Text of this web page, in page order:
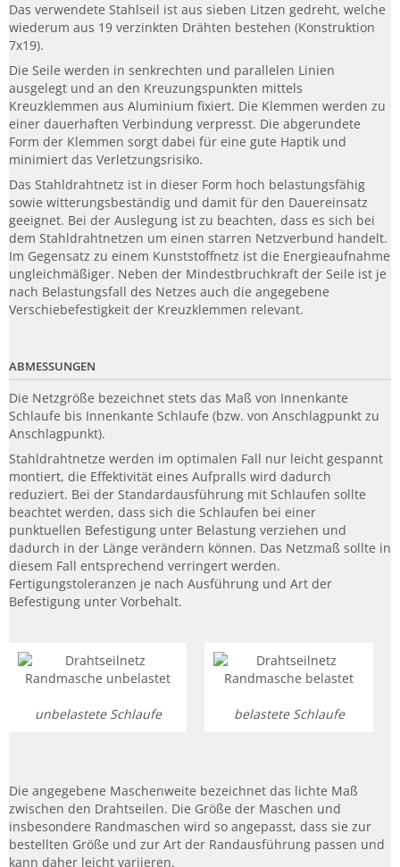
Das verwendete Stahlseil ist aus sieben Litzen gedreht, welche
wiederum aus 19 verzinkten Drähten bestehen (Konstruktion
7x19).
Die Seile werden in senkrechten und parallelen Linien
ausgelegt und an den Kreuzungspunkten mittels
Kreuzklemmen aus Aluminium fixiert. Die Klemmen werden zu
einer dauerhaften Verbindung verpresst. Die abgerundete
Form der Klemmen sorgt dabei für eine gute Haptik und
minimiert das Verletzungsrisiko.
Das Stahldrahtnetz ist in dieser Form hoch belastungsfähig
sowie witterungsbeständig und damit für den Dauereinsatz
geeignet. Bei der Auslegung ist zu beachten, dass es sich bei
dem Stahldrahtnetzen um einen starren Netzverbund handelt.
Im Gegensatz zu einem Kunststoffnetz ist die Energieaufnahme
ungleichmäßiger. Neben der Mindestbruchkraft der Seile ist je
nach Belastungsfall des Netzes auch die angegebene
Verschiebefestigkeit der Kreuzklemmen relevant.
ABMESSUNGEN
Die Netzgröße bezeichnet stets das Maß von Innenkante
Schlaufe bis Innenkante Schlaufe (bzw. von Anschlagpunkt zu
Anschlagpunkt).
Stahldrahtnetze werden im optimalen Fall nur leicht gespannt
montiert, die Effektivität eines Aufpralls wird dadurch
reduziert. Bei der Standardausführung mit Schlaufen sollte
beachtet werden, dass sich die Schlaufen bei einer
punktuellen Befestigung unter Belastung verziehen und
dadurch in der Länge verändern können. Das Netzmaß sollte in
diesem Fall entsprechend verringert werden.
Fertigungstoleranzen je nach Ausführung und Art der
Befestigung unter Vorbehalt.
unbelastete Schlaufe belastete Schlaufe
Die angegebene Maschenweite bezeichnet das lichte Maß
zwischen den Drahtseilen. Die Größe der Maschen und
insbesondere Randmaschen wird so angepasst, dass sie zur
bestellten Größe und zur Art der Randausführung passen und
kann daher leicht variieren.